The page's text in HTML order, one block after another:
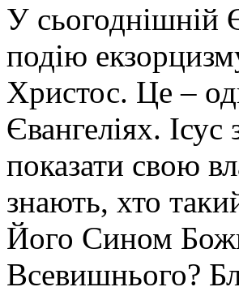
У сьогоднішній
подію
Христос. Це –
Євангеліях.
показати свою
знають, хто
Його Сином
Всевишнього?